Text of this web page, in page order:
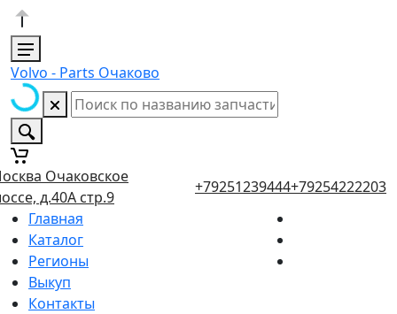
Volvo - Parts Очаково
Очаковское
д.40А стр.9
+79251239444+79254222203
Главная
Каталог
Регионы
Выкуп
Контакты